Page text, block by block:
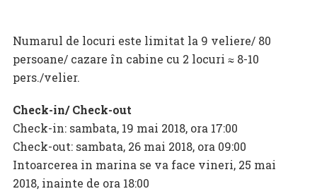
Numarul de locuri este limitat la 9 veliere/ 80
persoane/ cazare în cabine cu 2 locuri ≈ 8-10
pers./velier.
Check-in/ Check-out
Check-in: sambata, 19 mai 2018, ora 17:00
Check-out: sambata, 26 mai 2018, ora 09:00
Intoarcerea in marina se va face vineri, 25 mai
2018, inainte de ora 18:00